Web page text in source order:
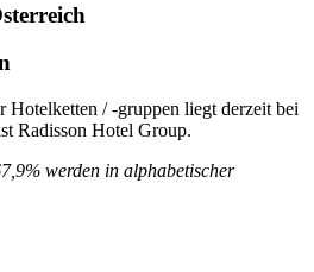
Hotelketten / -gruppen liegt derzeit bei
Radisson Hotel Group.
werden in alphabetischer